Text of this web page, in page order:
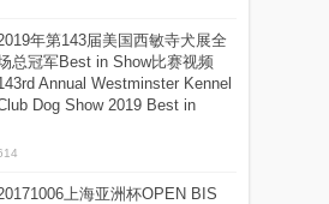
年第143届美国西敏寺犬展全
总冠军Best in Show比赛视频
Annual Westminster Kennel
Dog Show 2019 Best in
上海亚洲杯OPEN BIS